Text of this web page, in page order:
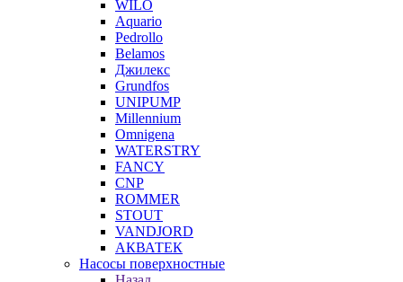
WILO
Aquario
Pedrollo
Belamos
Джилекс
Grundfos
UNIPUMP
Millennium
Omnigena
WATERSTRY
FANCY
CNP
ROMMER
STOUT
VANDJORD
АКВАТЕК
Насосы поверхностные